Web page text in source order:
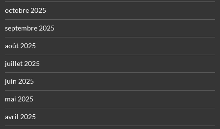
octobre 2025
septembre 2025
août 2025
juillet 2025
juin 2025
mai 2025
avril 2025